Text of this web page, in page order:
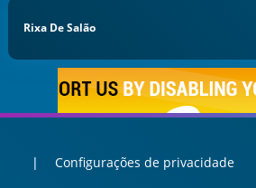
Rixa De Salão
Configurações de privacidade